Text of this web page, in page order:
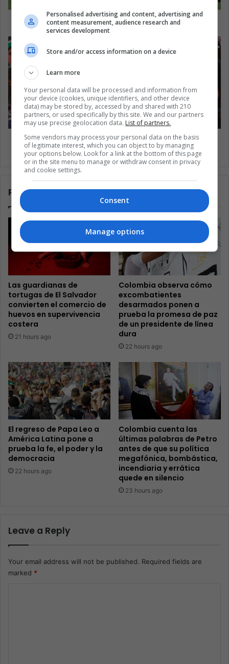
¿Quién es Lautaro Martínez?
Siria: ¿Cuál es la realidad de las mujeres y las
niñas afectadas por el conflicto?
Related Articles
Las guardianas de
tortugas de El Salvador
convierten el comercio de
huevos en supervivencia
costera
21 hours ago
Colombia observa cómo
excombatientes
desarmados ponen a
prueba la promesa de paz
de un presidente de línea
dura
22 hours ago
El regreso de Papa Leo a
América Latina pone a
prueba la fe, el poder y la
democracia
22 hours ago
Colombia cuenta las
últimas palabras de Petro
antes de que su política
megafónica, bombástica,
incendiaria y errática
quede en silencio
23 hours ago
Leave a Reply
Your email address will not be published. Required fields are
marked *
Personalised advertising and content, advertising and
content measurement, audience research and
services development
Store and/or access information on a device
Learn more
Your personal data will be processed and information from
your device (cookies, unique identifiers, and other device
data) may be stored by, accessed by and shared with 210
partners, or used specifically by this site. We and our partners
may use precise geolocation data. List of partners.
Some vendors may process your personal data on the basis
of legitimate interest, which you can object to by managing
your options below. Look for a link at the bottom of this page
or in the site menu to manage or withdraw consent in privacy
and cookie settings.
Consent
Manage options